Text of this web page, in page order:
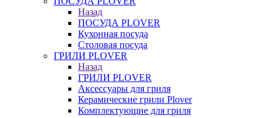
Назад
ПОСУДА PLOVER
Кухонная посуда
Столовая посуда
ГРИЛИ PLOVER
Назад
ГРИЛИ PLOVER
Аксессуары для гриля
Керамические грили Plover
Комплектующие для гриля